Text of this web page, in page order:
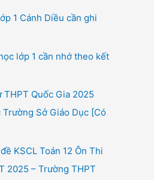
1 Cánh Diều cần ghi
lớp 1 cần nhớ theo kết
Quốc Gia 2025
Trường Sở Giáo Dục [Có
KSCL Toán 12 Ôn Thi
2025 – Trường THPT